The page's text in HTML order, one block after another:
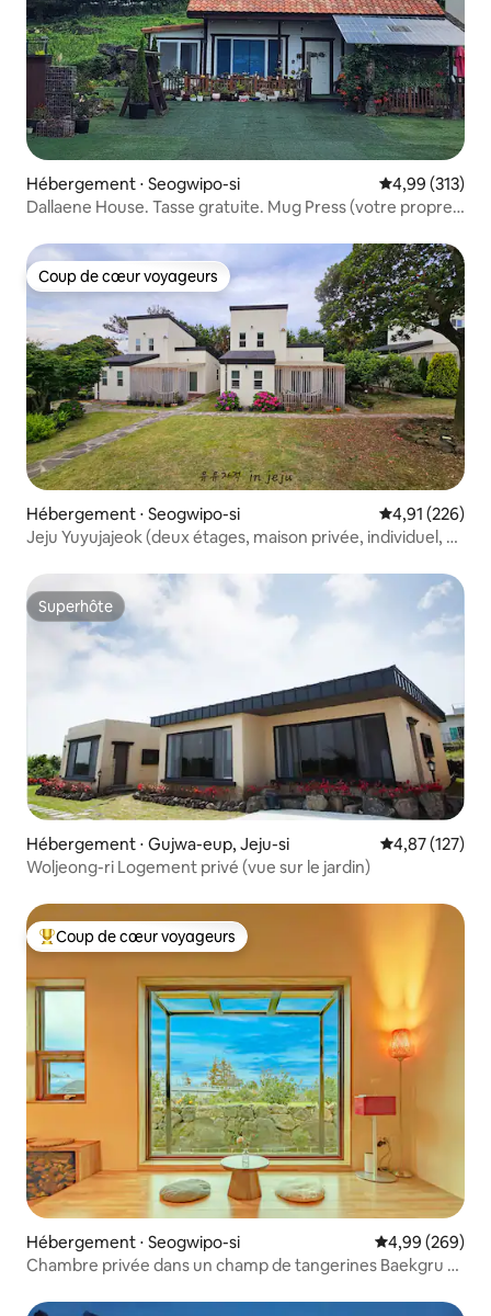
Hébergement ⋅ Seogwipo-si Évaluation
4,99 (313)
Dallaene House. Tasse gratuite. Mug Press (votre propre
sur le mont Halla
Coup de cœur voyageurs
Coup de cœur voyageurs
Hébergement ⋅ Seogwipo-si Évaluation
4,91 (226)
Jeju Yuyujajeok (deux étages, maison privée, individuel, 2
Superhôte
Superhôte
Hébergement ⋅ Gujwa-eup, Jeju-si Évaluation
4,87 (127)
Woljeong-ri Logement privé (vue sur le jardin)
Coups de cœur voyageurs les plus appréciés
Coup de cœur voyageurs
Hébergement ⋅ Seogwipo-si Évaluation
4,99 (269)
Chambre privée dans un champ de tangerines Baekgru -
champ de tangerines Sam Sam Eungu